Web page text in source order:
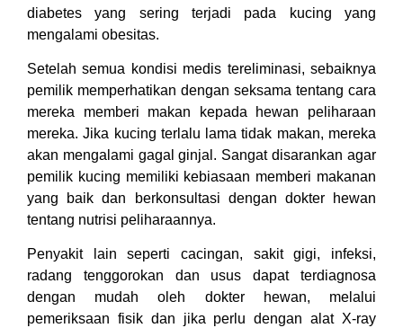
diabetes yang sering terjadi pada kucing yang
mengalami obesitas.
Setelah semua kondisi medis tereliminasi, sebaiknya
pemilik memperhatikan dengan seksama tentang cara
mereka memberi makan kepada hewan peliharaan
mereka. Jika kucing terlalu lama tidak makan, mereka
akan mengalami gagal ginjal. Sangat disarankan agar
pemilik kucing memiliki kebiasaan memberi makanan
yang baik dan berkonsultasi dengan dokter hewan
tentang nutrisi peliharaannya.
Penyakit lain seperti cacingan, sakit gigi, infeksi,
radang tenggorokan dan usus dapat terdiagnosa
dengan mudah oleh dokter hewan, melalui
pemeriksaan fisik dan jika perlu dengan alat X-ray